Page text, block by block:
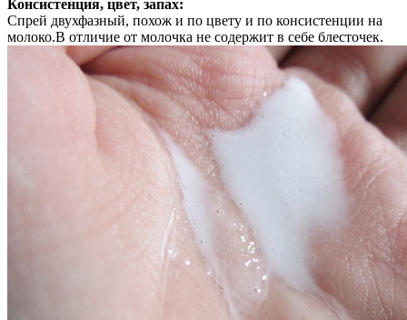
Консистенция, цвет, запах:
Спрей двухфазный, похож и по цвету и по консистенции на
молоко.В отличие от молочка не содержит в себе блесточек.